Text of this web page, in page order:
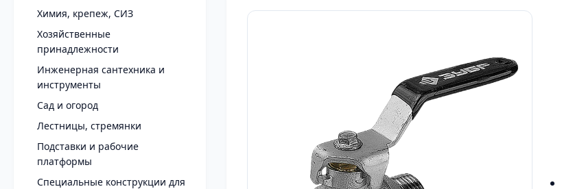
Химия, крепеж, СИЗ
Хозяйственные
принадлежности
Инженерная сантехника и
инструменты
Сад и огород
Лестницы, стремянки
Подставки и рабочие
платформы
Специальные конструкции для